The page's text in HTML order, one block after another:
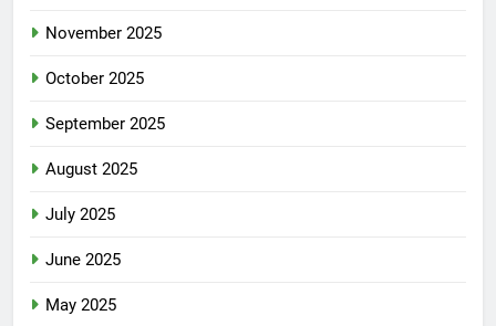
November 2025
October 2025
September 2025
August 2025
July 2025
June 2025
May 2025